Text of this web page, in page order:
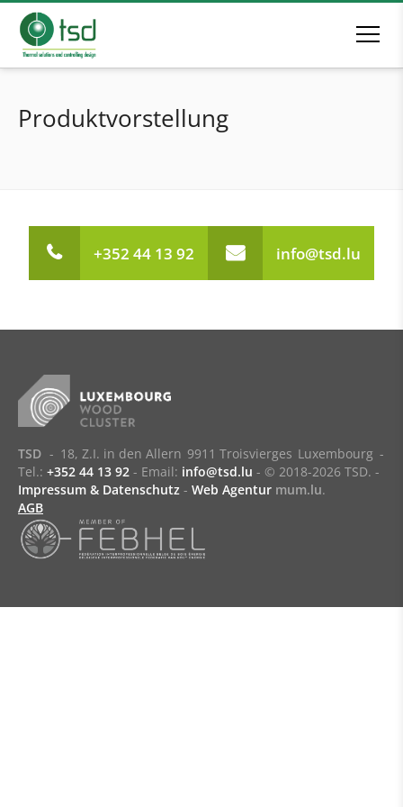
Produktvorstellung
+352 44 13 92 info@tsd.lu
TSD - 18, Z.I. in den Allern 9911 Troisvierges Luxembourg -
Tel.: +352 44 13 92 - Email: info@tsd.lu - © 2018-2026 TSD. -
Impressum & Datenschutz - Web Agentur mum.lu.
AGB